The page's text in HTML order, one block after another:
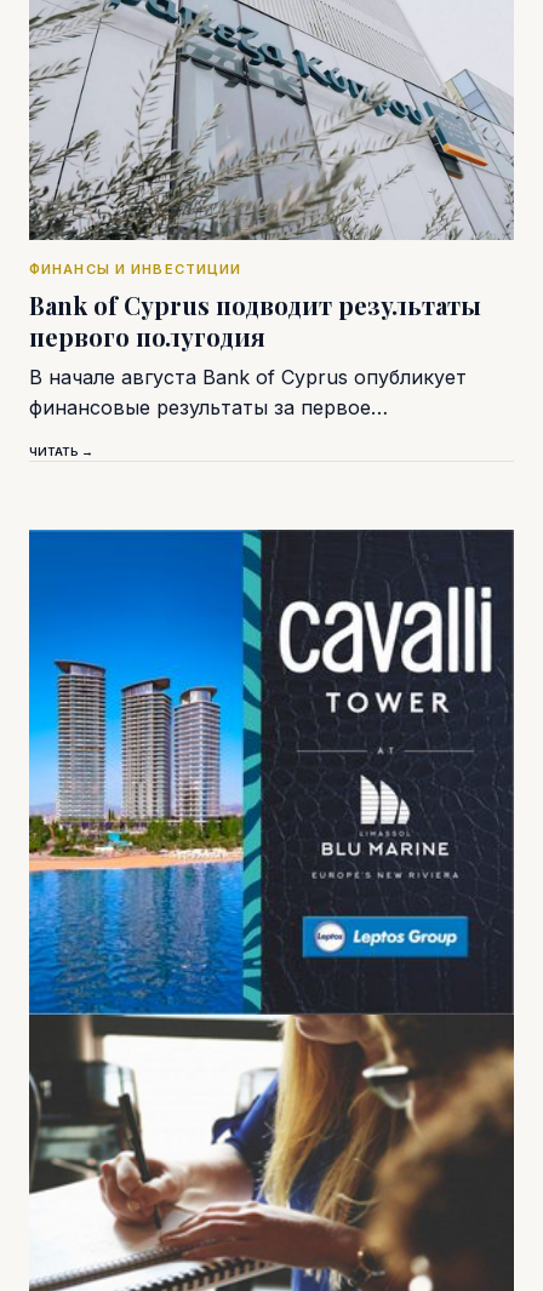
ФИНАНСЫ И ИНВЕСТИЦИИ
Bank of Cyprus подводит результаты
первого полугодия
В начале августа Bank of Cyprus опубликует
финансовые результаты за первое…
ЧИТАТЬ →